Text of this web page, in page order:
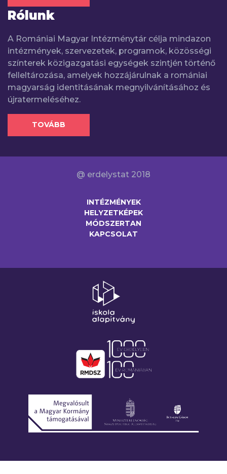
Rólunk
A Romániai Magyar Intézménytár célja mindazon
intézmények, szervezetek, programok, közösségi
színterek közigazgatási egységek szintjén történő
felleltározása, amelyek hozzájárulnak a romániai
magyarság identitásának megnyilvánításához és
újratermeléséhez.
TOVÁBB
@ erdelystat 2018
INTÉZMÉNYEK
HELYZETKÉPEK
MÓDSZERTAN
KAPCSOLAT